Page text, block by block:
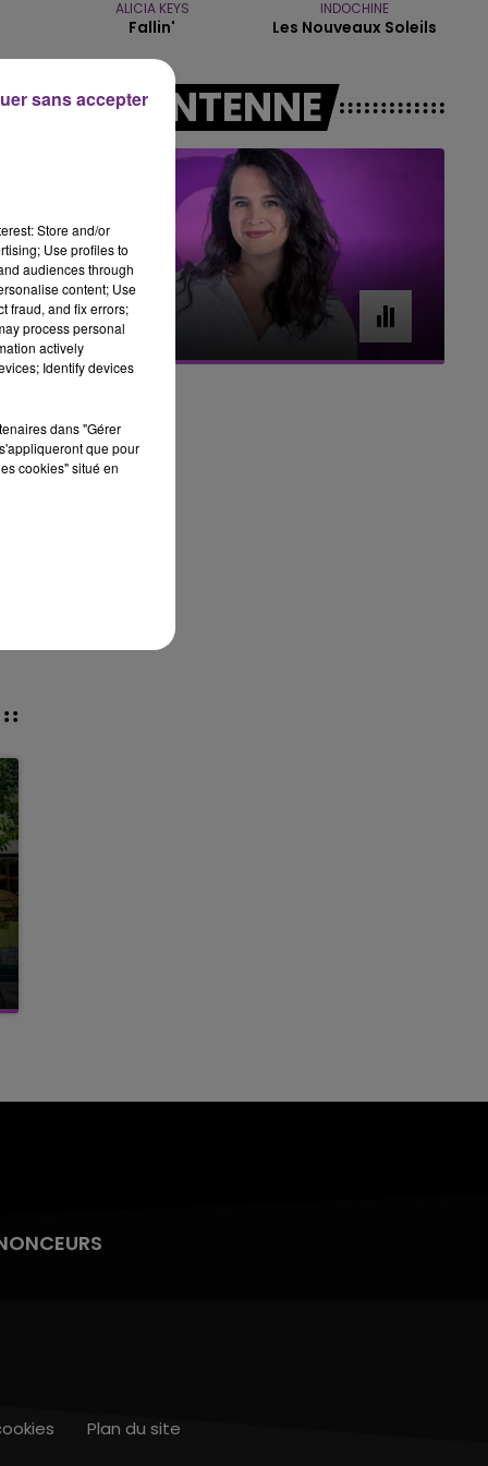
16h00 - 20h00
LE WEEK-END CHAMPAGNE FM
ALICIA KEYS
Fallin'
INDOCHINE
Les Nouveaux Soleils
A L'ANTENNE
7h00 - 11h00
BEST OF
Plan du site
Store and/or
Use profiles to
audiences through
content; Use
fraud, and fix errors;
process personal
actively
Identify devices
dans "Gérer
que pour
cookies" situé en
sans accepter